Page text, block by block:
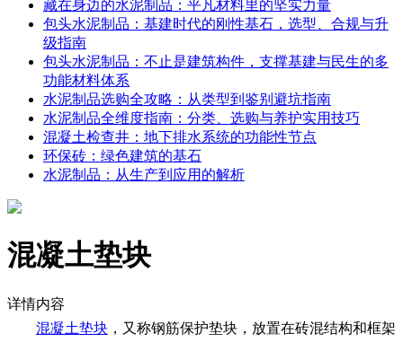
藏在身边的水泥制品：平凡材料里的坚实力量
包头水泥制品：基建时代的刚性基石，选型、合规与升
级指南
包头水泥制品：不止是建筑构件，支撑基建与民生的多
功能材料体系
水泥制品选购全攻略：从类型到鉴别避坑指南
水泥制品全维度指南：分类、选购与养护实用技巧
混凝土检查井：地下排水系统的功能性节点
环保砖：绿色建筑的基石
水泥制品：从生产到应用的解析
混凝土垫块
详情内容
混凝土垫块 ，又称钢筋保护垫块，放置在砖混结构和框架